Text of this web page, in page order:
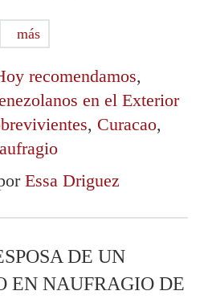
más
recomendamos,
en el Exterior
, Curacao,
Essa Driguez
DE UN
EN NAUFRAGIO DE